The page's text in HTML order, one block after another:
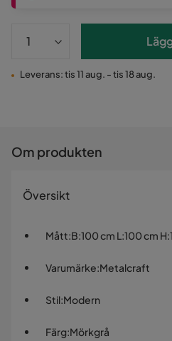
Leverans: tis 11 aug. - tis 18 aug.
Om produkten
Översikt
Mått:B:100 cm L:100 cm
Varumärke:Metalcraft
Stil:Modern
Färg:Mörkgrå